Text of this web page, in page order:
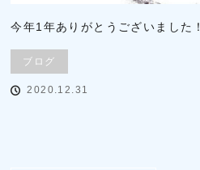
今年1年ありがとうございました！
ブログ
2020.12.31